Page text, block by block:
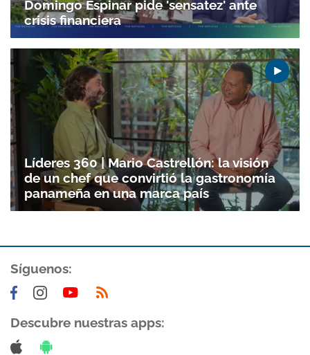
Gracias por suscribirte a nuestro boletín.
ACEPTAR
Domingo Espinar pide 'sensatez' ante
crisis financiera
Líderes 360 | Mario Castrellón: la visión
de un chef que convirtió la gastronomía
panameña en una marca país
Síguenos:
Descubre nuestras apps: